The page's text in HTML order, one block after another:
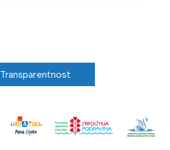
Transparentnost